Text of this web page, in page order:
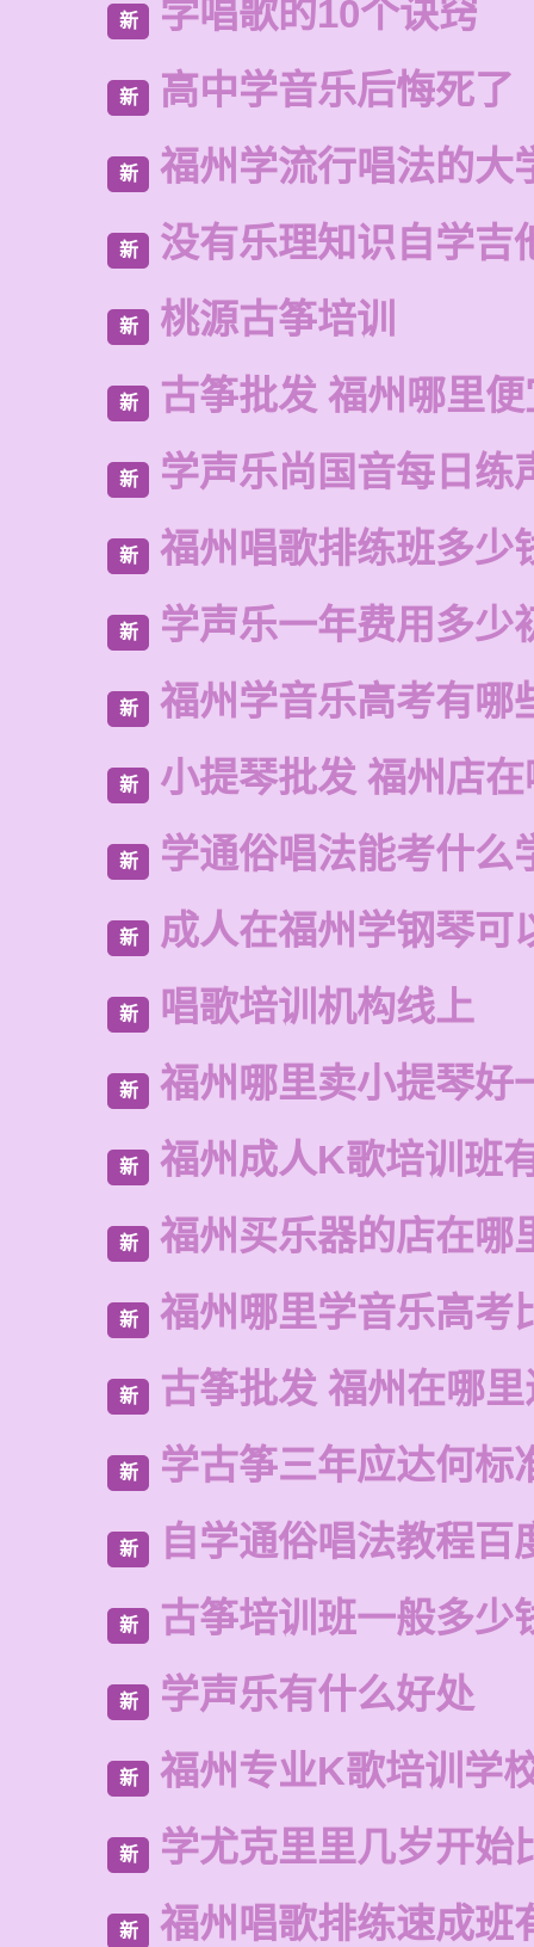
新 学唱歌的10个诀窍
新 高中学音乐后悔死了
新 福州学流行唱法的大
新 没有乐理知识自学吉
新 桃源古筝培训
新 古筝批发 福州哪里便
新 学声乐尚国音每日练
新 福州唱歌排练班多少
新 学声乐一年费用多少
新 福州学音乐高考有哪
新 小提琴批发 福州店
新 学通俗唱法能考什么
新 成人在福州学钢琴可
新 唱歌培训机构线上
新 福州哪里卖小提琴好
新 福州成人K歌培训班
新 福州买乐器的店在哪
新 福州哪里学音乐高考
新 古筝批发 福州在哪
新 学古筝三年应达何标
新 自学通俗唱法教程百
新 古筝培训班一般多少
新 学声乐有什么好处
新 福州专业K歌培训学
新 学尤克里里几岁开始
新 福州唱歌排练速成班